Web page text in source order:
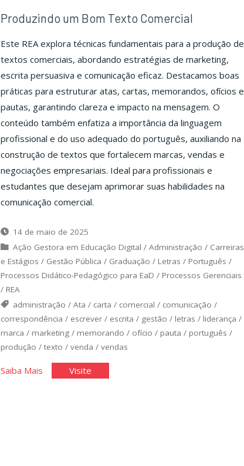
Produzindo um Bom Texto Comercial
Este REA explora técnicas fundamentais para a produção de
textos comerciais, abordando estratégias de marketing,
escrita persuasiva e comunicação eficaz. Destacamos boas
práticas para estruturar atas, cartas, memorandos, ofícios e
pautas, garantindo clareza e impacto na mensagem. O
conteúdo também enfatiza a importância da linguagem
profissional e do uso adequado do português, auxiliando na
construção de textos que fortalecem marcas, vendas e
negociações empresariais. Ideal para profissionais e
estudantes que desejam aprimorar suas habilidades na
comunicação comercial.
14 de maio de 2025
Ação Gestora em Educação Digital /Administração / Carreiras
e Estágios / Gestão Pública / Graduação / Letras / Português /
Processos Didático-Pedagógico para EaD / Processos Gerenciais
/ REA
administração /Ata / carta / comercial / comunicação /
correspondência / escrever/ escrita / gestão / letras / liderança /
marca / marketing/ memorando / ofício / pauta / português /
produção / texto / venda / vendas
Saiba Mais"Produzindo
Visite"Produzindo